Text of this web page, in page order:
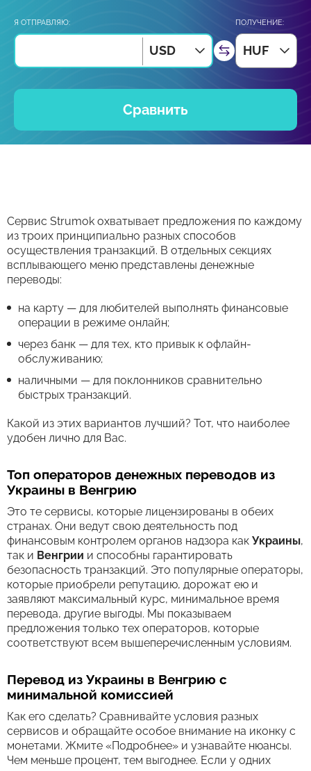
Я ОТПРАВЛЯЮ:
USD
ПОЛУЧЕНИЕ:
HUF
Сравнить
Сервис Strumok охватывает предложения по каждому
из троих принципиально разных способов
осуществления транзакций. В отдельных секциях
всплывающего меню представлены денежные
переводы:
на карту — для любителей выполнять финансовые
операции в режиме онлайн;
через банк — для тех, кто привык к офлайн-
обслуживанию;
наличными — для поклонников сравнительно
быстрых транзакций.
Какой из этих вариантов лучший? Тот, что наиболее
удобен лично для Вас.
Топ операторов денежных переводов из
Украины в Венгрию
Это те сервисы, которые лицензированы в обеих
странах. Они ведут свою деятельность под
финансовым контролем органов надзора как Украины,
так и Венгрии и способны гарантировать
безопасность транзакций. Это популярные операторы,
которые приобрели репутацию, дорожат ею и
заявляют максимальный курс, минимальное время
перевода, другие выгоды. Мы показываем
предложения только тех операторов, которые
соответствуют всем вышеперечисленным условиям.
Перевод из Украины в Венгрию с
минимальной комиссией
Как его сделать? Сравнивайте условия разных
сервисов и обращайте особое внимание на иконку с
монетами. Жмите «Подробнее» и узнавайте нюансы.
Чем меньше процент, тем выгоднее. Если у одних